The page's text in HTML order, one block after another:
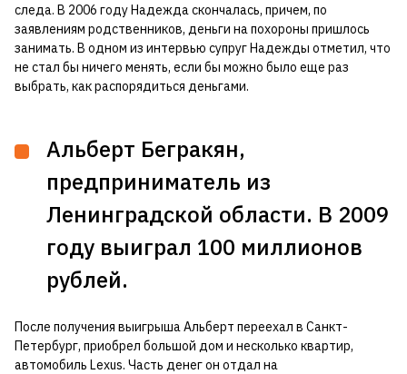
следа. В 2006 году Надежда скончалась, причем, по
заявлениям родственников, деньги на похороны пришлось
занимать. В одном из интервью супруг Надежды отметил, что
не стал бы ничего менять, если бы можно было еще раз
выбрать, как распорядиться деньгами.
Альберт Бегракян,
предприниматель из
Ленинградской области. В 2009
году выиграл 100 миллионов
рублей.
После получения выигрыша Альберт переехал в Санкт-
Петербург, приобрел большой дом и несколько квартир,
автомобиль Lexus. Часть денег он отдал на